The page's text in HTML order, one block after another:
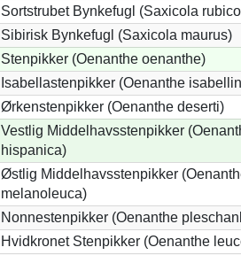
Sortstrubet Bynkefugl (Saxicola
Sibirisk Bynkefugl (Saxicola maurus)
Stenpikker (Oenanthe oenanthe)
Isabellastenpikker (Oenanthe
Ørkenstenpikker (Oenanthe deserti)
Vestlig Middelhavsstenpikker
hispanica)
Østlig Middelhavsstenpikker
melanoleuca)
Nonnestenpikker (Oenanthe
Hvidkronet Stenpikker (Oenanthe